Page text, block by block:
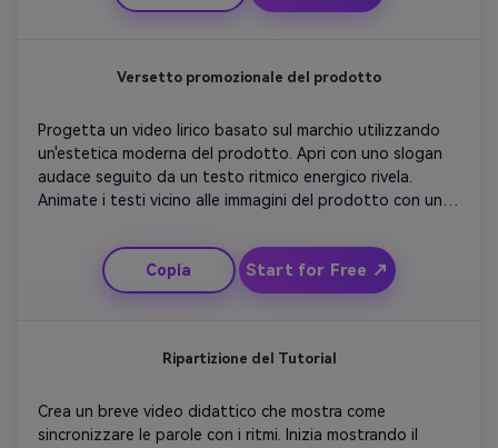
voci acustiche dolci. Finisci con un silenzioso outro
Versetto promozionale del prodotto
Progetta un video lirico basato sul marchio utilizzando
un'estetica moderna del prodotto. Apri con uno slogan
audace seguito da un testo ritmico energico rivela.
Animate i testi vicino alle immagini del prodotto con un
angolazioni dinamiche per una sensazione premium.
Mantieni le transizioni nitide e reattive alla musica.
Concludete con una schermata CTA con il marchio e il
Copia Start for Free ↗
Ripartizione del Tutorial
Crea un breve video didattico che mostra come
sincronizzare le parole con i ritmi. Inizia mostrando il